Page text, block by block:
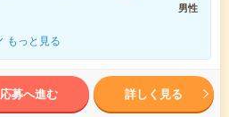
男性
もっと見る
応募へ進む 詳しく見る